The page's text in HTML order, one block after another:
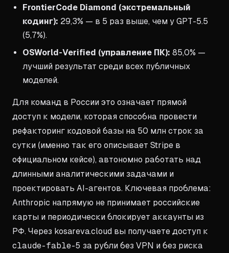
FrontierCode Diamond (экстремальный
кодинг): 29,3% — в 5 раз выше, чем у GPT-5.5
(5,7%).
OSWorld-Verified (управление ПК): 85,0% —
лучший результат среди всех публичных
моделей.
Для команд в России это означает прямой
доступ к модели, которая способна провести
рефакторинг кодовой базы на 50 млн строк за
сутки (именно так его описывает Stripe в
официальном кейсе), автономно работать над
длинными аналитическими задачами и
проектировать AI-агентов. Ключевая проблема:
Anthropic напрямую не принимает российские
карты и периодически блокирует аккаунты из
РФ. Через kosareva.cloud вы получаете доступ к
claude-fable-5 за рубли без VPN и без риска